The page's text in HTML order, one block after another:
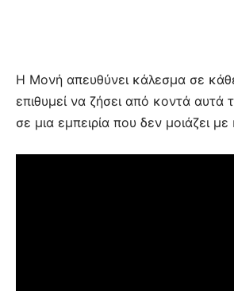
Η Μονή απευθύνει κάλεσμα σε
επιθυμεί να ζήσει από κοντά αυτά
σε μια εμπειρία που δεν μοιάζει